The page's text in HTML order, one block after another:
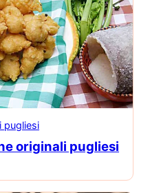
pugliesi
originali pugliesi